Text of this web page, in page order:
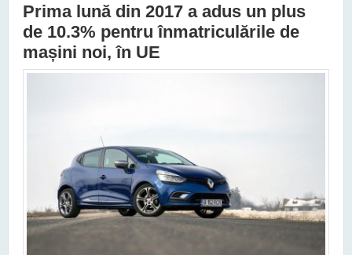
Prima lună din 2017 a adus un plus
de 10.3% pentru înmatriculările de
mașini noi, în UE